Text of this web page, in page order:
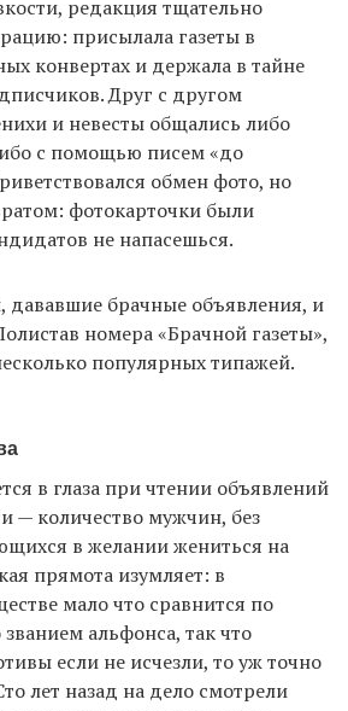
редакция тщательно
присылала газеты в
конвертах и держала в тайне
Друг с другом
и невесты общались либо
с помощью писем «до
обмен фото, но
фотокарточки были
не напасешься.
брачные объявления, и
номера «Брачной газеты»,
популярных типажей.
в глаза при чтении объявлений
— количество мужчин, без
в желании жениться на
прямота изумляет: в
мало что сравнится по
альфонса, так что
если не исчезли, то уж точно
лет назад на дело смотрели